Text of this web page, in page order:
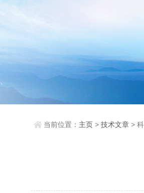
当前位置： 主页> 技术文章> 科